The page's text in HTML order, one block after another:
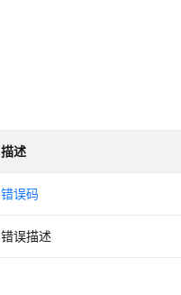
描述
错误码
错误描述